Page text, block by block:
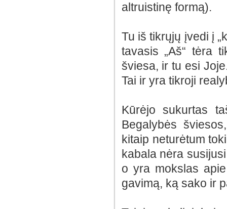
altruistinę formą).
Tu iš tikrųjų įvedi į
tavasis „Aš“ tėra
šviesa, ir tu esi
Tai ir yra tikroji
Kūrėjo sukurtas
Begalybės
kitaip neturėtum
kabala nėra
o yra mokslas
gavimą, ką sako ir